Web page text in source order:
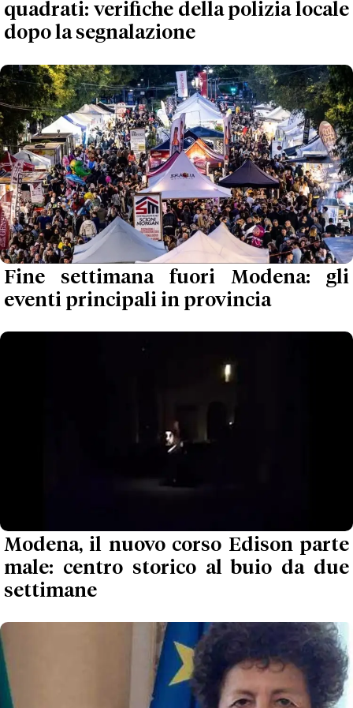
quadrati: verifiche della polizia locale
dopo la segnalazione
Fine settimana fuori Modena: gli
eventi principali in provincia
Modena, il nuovo corso Edison parte
male: centro storico al buio da due
settimane